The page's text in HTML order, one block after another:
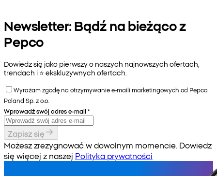
Newsletter: Bądź na bieżąco z
Pepco
Dowiedz się jako pierwszy o naszych najnowszych ofertach,
trendach i ⭐️ ekskluzywnych ofertach.
Wyrażam zgodę na otrzymywanie e-maili marketingowych od Pepco
Poland Sp. z o.o.
Wprowadź swój adres e-mail *
Zapisz się
Możesz zrezygnować w dowolnym momencie. Dowiedz
się więcej z naszej Polityka prywatności